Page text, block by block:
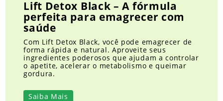
Lift Detox Black – A fórmula
perfeita para emagrecer com
saúde
Com Lift Detox Black, você pode emagrecer de
forma rápida e natural. Aproveite seus
ingredientes poderosos que ajudam a controlar
o apetite, acelerar o metabolismo e queimar
gordura.
Saiba Mais